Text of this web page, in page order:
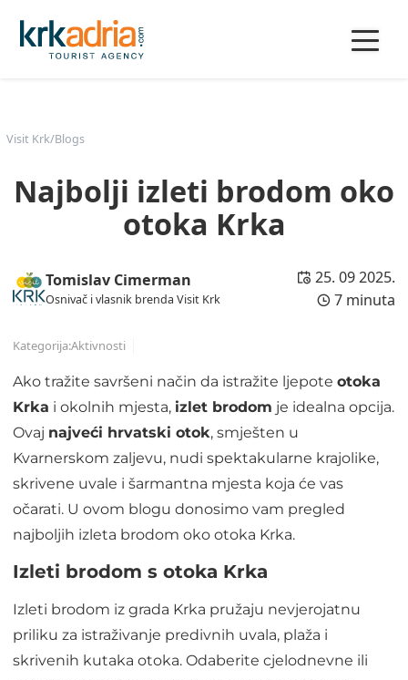
Visit Krk/Blogs
Najbolji izleti brodom oko
otoka Krka
Tomislav Cimerman
Osnivač i vlasnik brenda Visit Krk
25. 09 2025.
7 minuta
Kategorija:Aktivnosti
Ako tražite savršeni način da istražite ljepoteotoka
Krka i okolnih mjesta, izlet brodom je idealna opcija.
Ovaj najveći hrvatski otok, smješten u
Kvarnerskom zaljevu, nudi spektakularne krajolike,
skrivene uvale i šarmantna mjesta koja će vas
očarati. U ovom blogu donosimo vam pregled
najboljih izleta brodom oko otoka Krka.
Izleti brodom s otoka Krka
Izleti brodom iz grada Krka pružaju nevjerojatnu
priliku za istraživanje predivnih uvala, plaža i
skrivenih kutaka otoka. Odaberite cjelodnevne ili